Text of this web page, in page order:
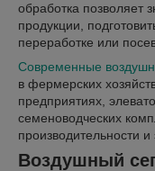
обработка позволяет
продукции,
переработке или
Современные
в фермерских
предприятиях,
семеноводческих
производительности
Воздушный